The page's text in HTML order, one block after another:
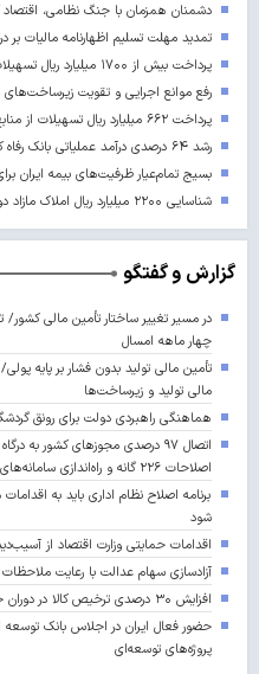
دشمنان همزمان با جنگ نظامی، اقتصاد
تمدید مهلت تسلیم اظهارنامه مالیات بر
پرداخت بیش از ۱۷۰۰ میلیارد ریال تسهیلات تبصره ۲ سال ۱۴۰۳ در خراسان رضوی
رفع موانع اجرایی و تقویت زیرساخت‌های
پرداخت ۶۶۲ میلیارد ریال تسهیلات از منابع تبصره ۲ بودجه ۱۴۰۳ در استان مرکزی
رشد ۶۴ درصدی درآمد عملیاتی بانک رفاه کارگران در سه‌ماهه ابتدایی سال جاری
بسیج تمام‌عیار ظرفیت‌های بیمه ایران
شناسایی ۲۲۰۰ میلیارد ریال املاک مازاد دولتی در خمینی‌شهر برای مولدسازی
گزارش و گفتگو
چهار ماهه امسال
مالی تولید و زیرساخت‌ها
هماهنگی راهبردی دولت برای رونق
اصلاحات ۲۲۶ گانه و راه‌اندازی سامانه‌های هوشمند
برنامه اصلاح نظام اداری باید به
شود
اقدامات حمایتی وزارت اقتصاد از
آزادسازی سهام عدالت با رعایت ملاحظات
افزایش ۳۰ درصدی ترخیص کالا در دوران جنگ ۴۰ روزه نتیجه هم‌افزایی دستگاه‌ها بود
حضور فعال ایران در اجلاس بانک
پروژه‌های توسعه‌ای